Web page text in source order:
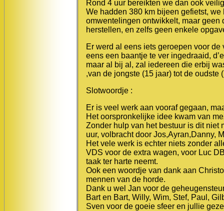
Rond 4 uur bereikten we dan ook
We hadden 380 km bijeen gefietst,
omwentelingen ontwikkelt, maar
herstellen, en zelfs geen enkele
Er werd al eens iets geroepen voor
eens een baantje te ver ingedraaid,
maar al bij al, zal iedereen die erbij
,van de jongste (15 jaar) tot de oudste
Slotwoordje :
Er is veel werk aan vooraf gegaan,
Het oorspronkelijke idee kwam van
Zonder hulp van het bestuur is dit niet
uur, volbracht door Jos,Ayran,Danny,
Het vele werk is echter niets zonder
VDS voor de extra wagen, voor Luc
taak ter harte neemt.
Ook een woordje van dank aan
mennen van de horde.
Dank u wel Jan voor de
Bart en Bart, Willy, Wim, Stef, Paul,
Sven voor de goeie sfeer en jullie